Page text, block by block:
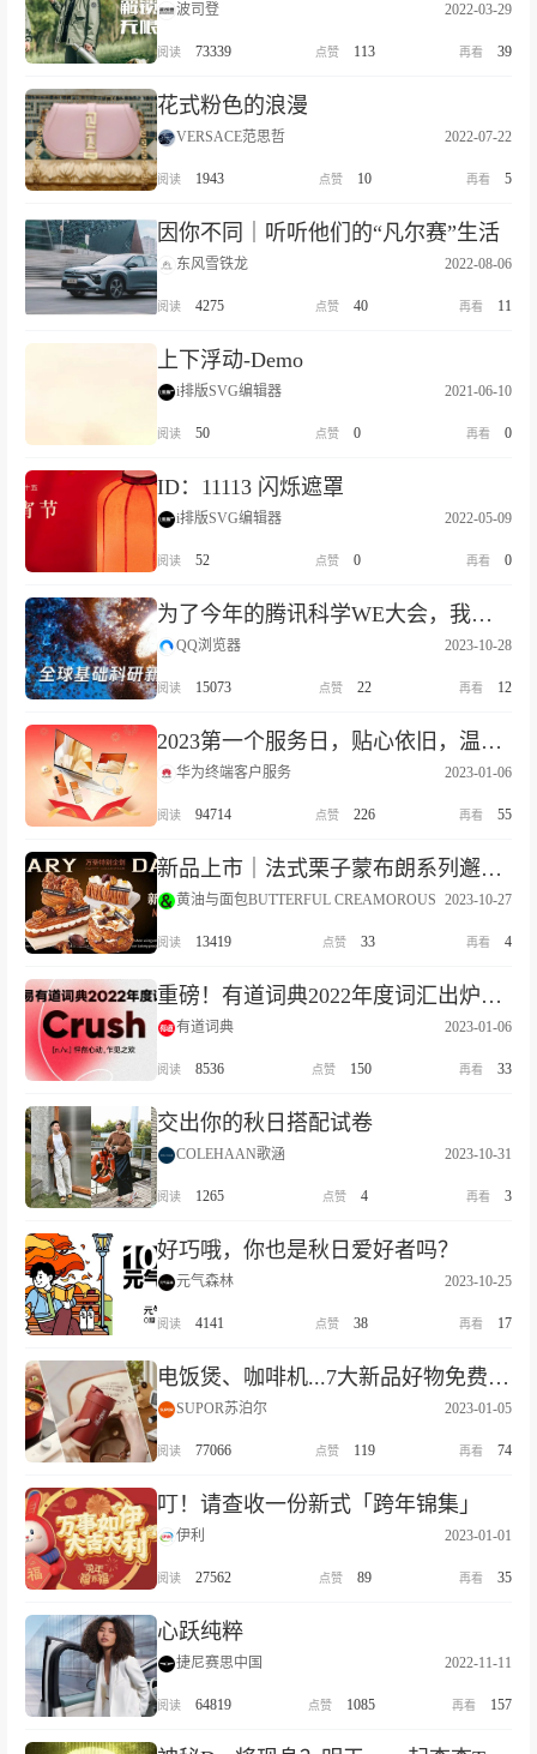
波司登 2022-03-29
73339 113 39
花式粉色的浪漫
VERSACE范思哲 2022-07-22
1943 10 5
因你不同｜听听他们的“凡尔赛”生活
东风雪铁龙 2022-08-06
4275 40 11
上下浮动-Demo
i排版SVG编辑器 2021-06-10
50 0 0
ID：11113 闪烁遮罩
i排版SVG编辑器 2022-05-09
52 0 0
为了今年的腾讯科学WE大会，我们扩充了这21个百科词条
QQ浏览器 2023-10-28
15073 22 12
2023第一个服务日，贴心依旧，温暖有礼
华为终端客户服务 2023-01-06
94714 226 55
新品上市｜法式栗子蒙布朗系列邂逅奇妙万圣！
黄油与面包BUTTERFUL CREAMOROUS 2023-10-27
13419 33 4
重磅！有道词典2022年度词汇出炉：Crush，怦然心动
有道词典 2023-01-06
8536 150 33
交出你的秋日搭配试卷
COLEHAAN歌涵 2023-10-31
1265 4 3
好巧哦，你也是秋日爱好者吗？
元气森林 2023-10-25
4141 38 17
电饭煲、咖啡机...7大新品好物免费试用！新年开运红包封面免费送！
SUPOR苏泊尔 2023-01-05
77066 119 74
叮！请查收一份新式「跨年锦集」
伊利 2023-01-01
27562 89 35
心跃纯粹
捷尼赛思中国 2022-11-11
64819 1085 157